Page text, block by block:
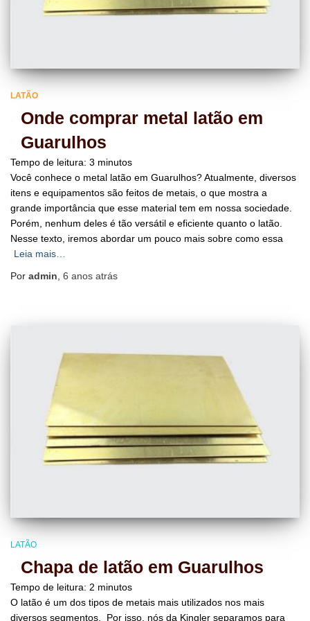
LATÃO
Onde comprar metal latão em
Guarulhos
Tempo de leitura: 3 minutos
Você conhece o metal latão em Guarulhos? Atualmente, diversos
itens e equipamentos são feitos de metais, o que mostra a
grande importância que esse material tem em nossa sociedade.
Porém, nenhum deles é tão versátil e eficiente quanto o latão.
Nesse texto, iremos abordar um pouco mais sobre como essa
Leia mais…
Por admin 6 anos atrás
LATÃO
Chapa de latão em Guarulhos
Tempo de leitura: 2 minutos
O latão é um dos tipos de metais mais utilizados nos mais
diversos segmentos. Por isso, nós da Kingler separamos para